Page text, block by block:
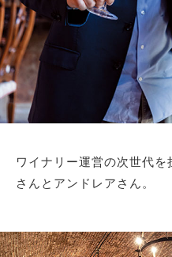
ワイナリー運営の次世代
さんとアンドレアさん。